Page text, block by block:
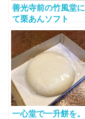
善光寺前の竹風堂に
て栗あんソフト
一心堂で一升餅を。